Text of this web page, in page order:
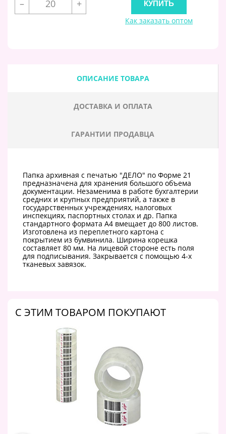
–
+
Как заказать оптом
ОПИСАНИЕ ТОВАРА
ДОСТАВКА И ОПЛАТА
ГАРАНТИИ ПРОДАВЦА
Папка архивная с печатью "ДЕЛО" по Форме 21
предназначена для хранения большого объема
документации. Незаменима в работе бухгалтерии
средних и крупных предприятий, а также в
государственных учреждениях, налоговых
инспекциях, паспортных столах и др. Папка
стандартного формата А4 вмещает до 800 листов.
Изготовлена из переплетного картона с
покрытием из бумвинила. Ширина корешка
составляет 80 мм. На лицевой стороне есть поля
для подписывания. Закрывается с помощью 4-х
тканевых завязок.
C ЭТИМ ТОВАРОМ ПОКУПАЮТ